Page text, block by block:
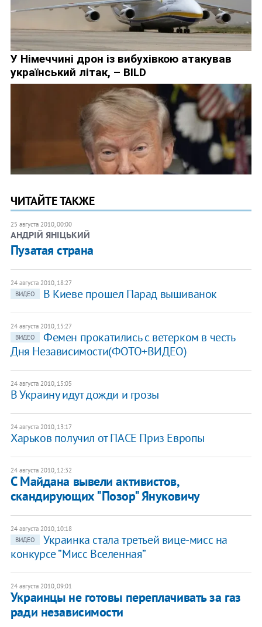
ЧИТАЙТЕ ТАКЖЕ
25 августа 2010, 00:00
АНДРІЙ ЯНІЦЬКИЙ
​Пузатая страна
24 августа 2010, 18:27
ВИДЕО
В Киеве прошел Парад вышиванок
24 августа 2010, 15:27
ВИДЕО
Фемен прокатились с ветерком в честь
Дня Независимости(ФОТО+ВИДЕО)
24 августа 2010, 15:05
В Украину идут дожди и грозы
24 августа 2010, 13:17
Харьков получил от ПАСЕ Приз Европы
24 августа 2010, 12:32
С Майдана вывели активистов,
скандирующих "Позор" Януковичу
24 августа 2010, 10:18
ВИДЕО
Украинка стала третьей вице-мисс на
конкурсе ”Мисс Вселенная”
24 августа 2010, 09:01
Украинцы не готовы переплачивать за газ
ради независимости